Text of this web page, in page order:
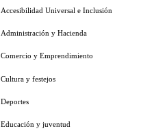
Accesibilidad Universal e Inclusión
Administración y Hacienda
Comercio y Emprendimiento
Cultura y festejos
Deportes
Educación y juventud